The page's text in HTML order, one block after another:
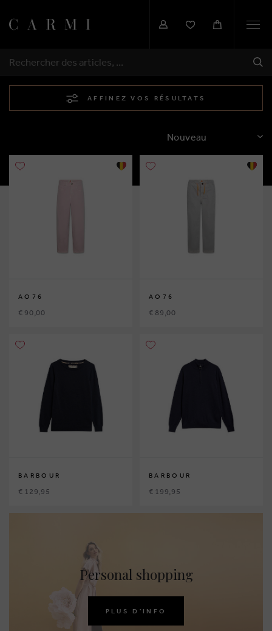
RECHERCHER
AFFINEZ VOS RÉSULTATS
TRIER
AO76
€ 90,00
AO76
€ 89,00
BARBOUR
€ 129,95
BARBOUR
€ 199,95
Personal shopping
PLUS D'INFO